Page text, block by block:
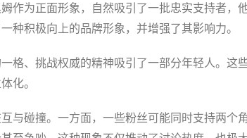
作为正面形象，自然吸引了一批忠实支持者，
种积极向上的品牌形象，并增强了其影响力。
格、挑战权威的精神吸引了一部分年轻人。这
化。
碰撞。一方面，一些粉丝可能同时支持两个